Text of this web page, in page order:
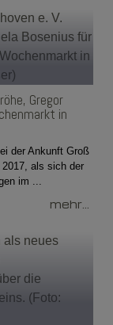
Gregor
in
der Ankunft Groß
als sich der
im ...
mehr...